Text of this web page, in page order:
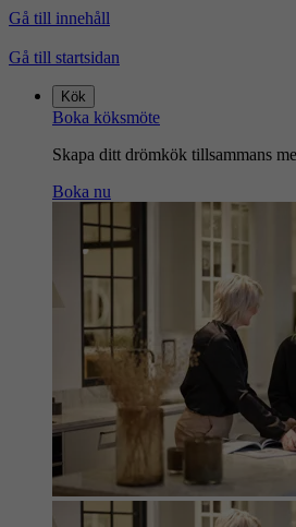
Gå till innehåll
Gå till startsidan
Kök
Boka köksmöte
Skapa ditt drömkök tillsammans
Boka nu